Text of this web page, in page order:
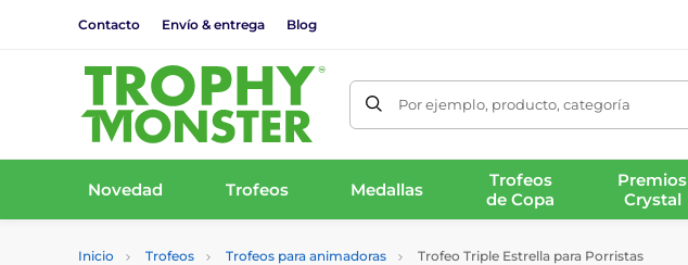
Contacto Envío & entrega Blog
Por ejemplo, producto, categoría
Novedad Trofeos Medallas
Trofeos
de Copa
Premios
Crystal
Inicio Trofeos Trofeos para animadoras Trofeo Triple Estrella para Porristas